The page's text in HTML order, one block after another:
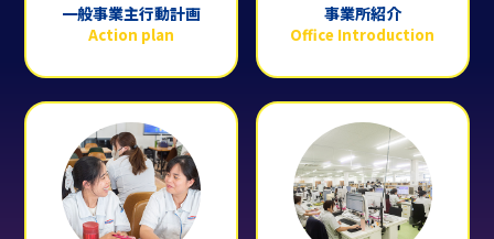
一般事業主行動計画
Action plan
事業所紹介
Office Introduction